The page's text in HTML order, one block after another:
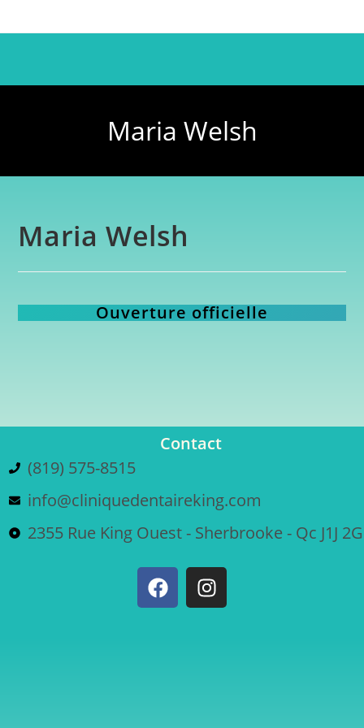
Maria Welsh
Maria Welsh
Ouverture officielle
Contact
(819) 575-8515
info@cliniquedentaireking.com
2355 Rue King Ouest - Sherbrooke - Qc J1J